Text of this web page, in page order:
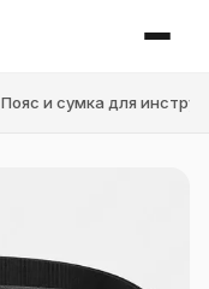
Пояс и сумка для